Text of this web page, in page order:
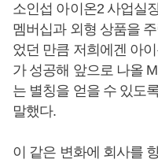
소인섭 아이온2 사업실
멤버십과 외형 상품을
었던 만큼 저희에겐 아
가 성공해 앞으로 나올
는 별칭을 얻을 수 있도
말했다.
이 같은 변화에 회사를